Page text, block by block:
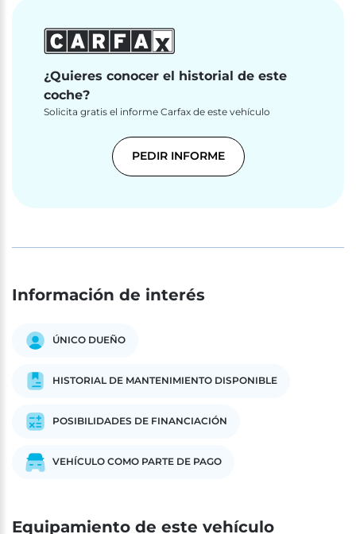
¿Quieres conocer el historial de este
coche?
Solicita gratis el informe Carfax de este vehículo
PEDIR INFORME
Información de interés
ÚNICO DUEÑO
HISTORIAL DE MANTENIMIENTO DISPONIBLE
POSIBILIDADES DE FINANCIACIÓN
VEHÍCULO COMO PARTE DE PAGO
Equipamiento de este vehículo